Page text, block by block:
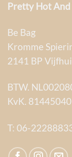
Pretty Hot
Be Bag
Kromme
2141 BP
BTW.
KvK. 81445040
T: 06-